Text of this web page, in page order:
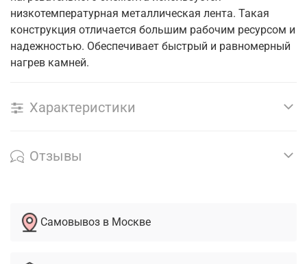
низкотемпературная металлическая лента. Такая
конструкция отличается большим рабочим ресурсом и
надежностью. Обеспечивает быстрый и равномерный
нагрев камней.
Характеристики
Отзывы
Самовывоз в Москве